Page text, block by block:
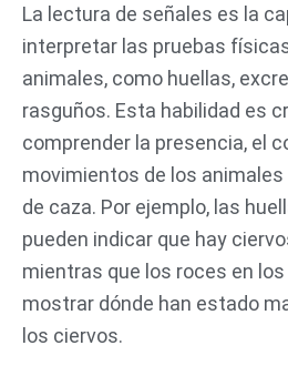
La lectura de señales es la
interpretar las pruebas
animales, como huellas,
rasguños. Esta habilidad es
comprender la presencia, el
movimientos de los animales
de caza. Por ejemplo, las
pueden indicar que hay
mientras que los roces en
mostrar dónde han estado
los ciervos.